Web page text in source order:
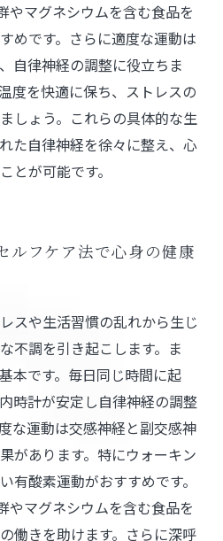
やマグネシウムを含む食品を
めです。さらに適度な運動は
自律神経の調整に役立ちま
度を快適に保ち、ストレスの
しょう。これらの具体的な生
た自律神経を徐々に整え、心
とが可能です。
ルフケア法で心身の健康
スや生活習慣の乱れから生じ
不調を引き起こします。ま
本です。毎日同じ時間に起
時計が安定し自律神経の調整
な運動は交感神経と副交感神
があります。特にウォーキン
有酸素運動がおすすめです。
やマグネシウムを含む食品を
働きを助けます。さらに深呼